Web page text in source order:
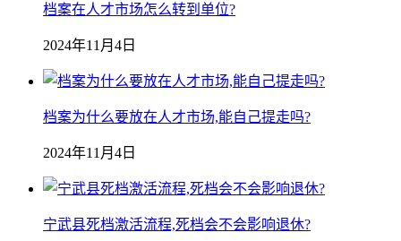
档案在人才市场怎么转到单位?
2024年11月4日
档案为什么要放在人才市场,能自己提走吗?
2024年11月4日
宁武县死档激活流程,死档会不会影响退休?